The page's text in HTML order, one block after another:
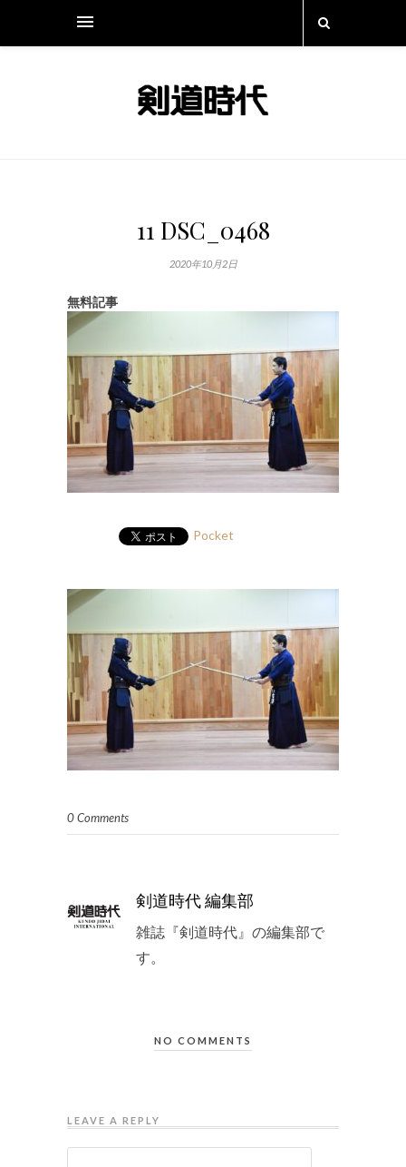
11 DSC_0468
2020年10月2日
無料記事
Pocket
0 Comments
剣道時代 編集部
雑誌『剣道時代』の編集部で
す。
NO COMMENTS
LEAVE A REPLY